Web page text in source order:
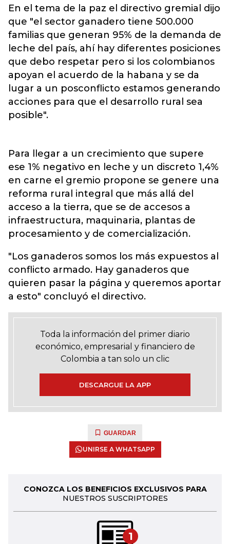
En el tema de la paz el directivo gremial dijo
que "el sector ganadero tiene 500.000
familias que generan 95% de la demanda de
leche del país, ahí hay diferentes posiciones
que debo respetar pero si los colombianos
apoyan el acuerdo de la habana y se da
lugar a un posconflicto estamos generando
acciones para que el desarrollo rural sea
posible".
Para llegar a un crecimiento que supere
ese 1% negativo en leche y un discreto 1,4%
en carne el gremio propone se genere una
reforma rural integral que más allá del
acceso a la tierra, que se de accesos a
infraestructura, maquinaria, plantas de
procesamiento y de comercialización.
"Los ganaderos somos los más expuestos al
conflicto armado. Hay ganaderos que
quieren pasar la página y queremos aportar
a esto" concluyó el directivo.
Toda la información del primer diario
económico, empresarial y financiero de
Colombia a tan solo un clic
DESCARGUE LA APP
GUARDAR
UNIRSE A WHATSAPP
CONOZCA LOS BENEFICIOS EXCLUSIVOS PARA
NUESTROS SUSCRIPTORES
1